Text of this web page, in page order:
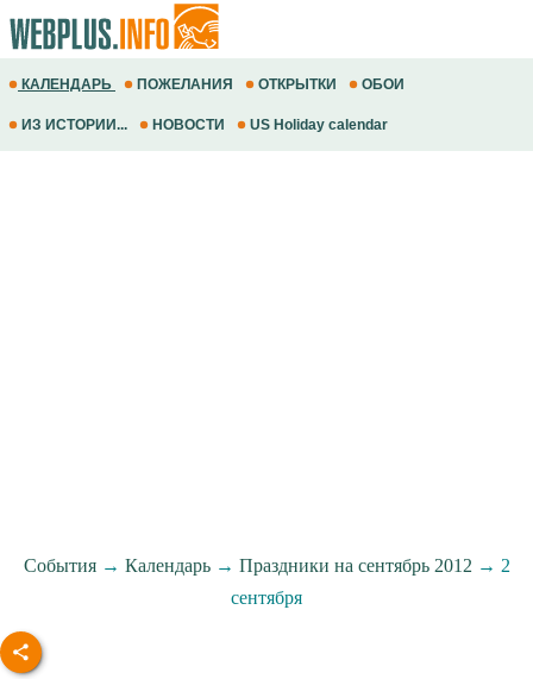
КАЛЕНДАРЬ ПОЖЕЛАНИЯ ОТКРЫТКИ ОБОИ
ИЗ ИСТОРИИ... НОВОСТИ US Holiday calendar
События→ Календарь→ Праздники на сентябрь 2012 → 2
сентября